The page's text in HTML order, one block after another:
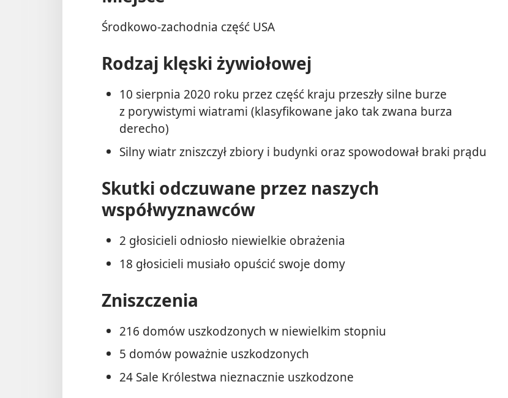
Środkowo-zachodnia część USA
Rodzaj klęski żywiołowej
10 sierpnia 2020 roku przez część kraju przeszły silne burze
z porywistymi wiatrami (klasyfikowane jako tak zwana burza
derecho)
Silny wiatr zniszczył zbiory i budynki oraz spowodował braki prądu
Skutki odczuwane przez naszych
współwyznawców
2 głosicieli odniosło niewielkie obrażenia
18 głosicieli musiało opuścić swoje domy
Zniszczenia
216 domów uszkodzonych w niewielkim stopniu
5 domów poważnie uszkodzonych
24 Sale Królestwa nieznacznie uszkodzone